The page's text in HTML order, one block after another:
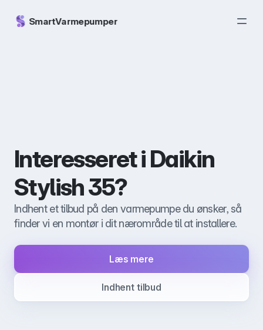
SmartVarmepumper
Interesseret i Daikin
Stylish 35?
Indhent et tilbud på den varmepumpe du ønsker, så
finder vi en montør i dit nærområde til at installere.
Læs mere
Indhent tilbud